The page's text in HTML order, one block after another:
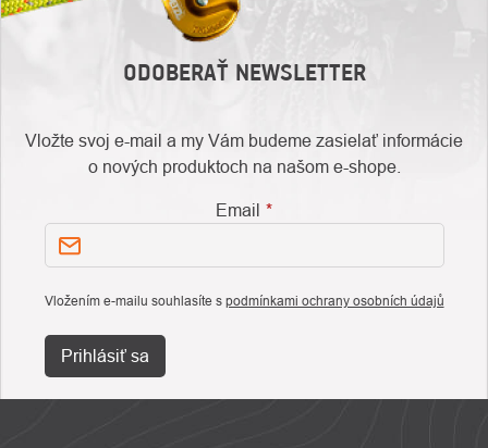
ODOBERAŤ NEWSLETTER
Vložte svoj e-mail a my Vám budeme zasielať informácie
o nových produktoch na našom e-shope.
Email
Vložením e-mailu souhlasíte s podmínkami ochrany osobních údajů
Prihlásiť sa